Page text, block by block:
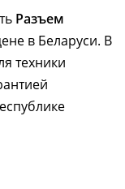
Разъем
в Беларуси. В
техники